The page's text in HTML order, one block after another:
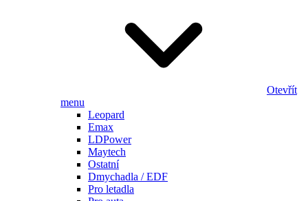
Otevřít
menu
Leopard
Emax
LDPower
Maytech
Ostatní
Dmychadla / EDF
Pro letadla